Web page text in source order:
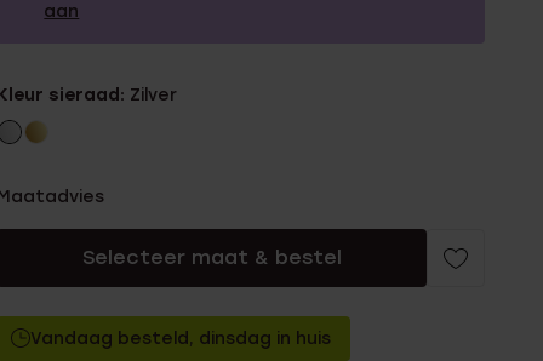
aan
Zonder memberkorting
sieraad: Zilver
Selecteer maat & bestel
Vandaag besteld, dinsdag in huis